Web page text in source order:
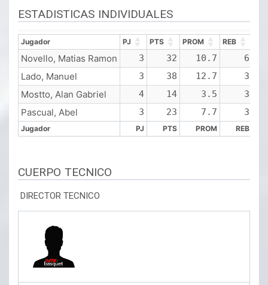
ESTADISTICAS INDIVIDUALES
Jugador PJ PTS PROM REB
Jugador
PROM
Jugador PJ PTS PROM REB
Novello, Matias Ramon 3 32 10.7 6
Lado, Manuel 3 38 12.7 3
Mostto, Alan Gabriel 4 14 3.5 3
Pascual, Abel 3 23 7.7 3
Jugador PJ PTS PROM REB
CUERPO TECNICO
DIRECTOR TECNICO